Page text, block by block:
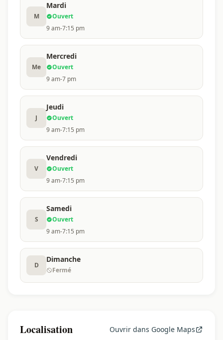
M
Mardi
Ouvert
9 am-7:15 pm
Me
Mercredi
Ouvert
9 am-7 pm
J
Jeudi
Ouvert
9 am-7:15 pm
V
Vendredi
Ouvert
9 am-7:15 pm
S
Samedi
Ouvert
9 am-7:15 pm
D
Dimanche
Fermé
Localisation Ouvrir dans Google Maps